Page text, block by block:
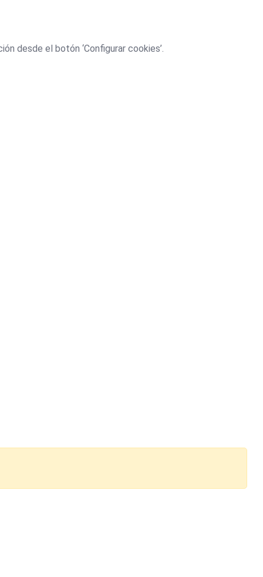
desde el botón ‘Configurar cookies’.